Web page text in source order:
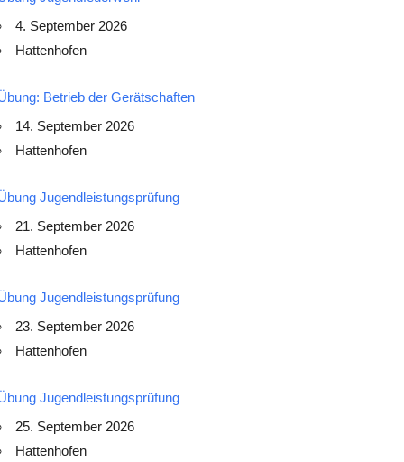
4. September 2026
Hattenhofen
Betrieb der Gerätschaften
14. September 2026
Hattenhofen
Jugendleistungsprüfung
21. September 2026
Hattenhofen
Jugendleistungsprüfung
23. September 2026
Hattenhofen
Jugendleistungsprüfung
25. September 2026
Hattenhofen